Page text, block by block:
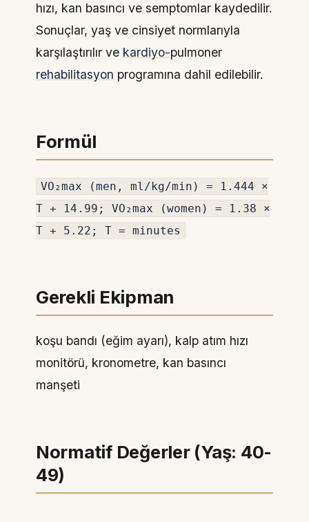
hızı, kan basıncı ve semptomlar kaydedilir.
Sonuçlar, yaş ve cinsiyet normlarıyla
karşılaştırılır ve kardiyo-pulmoner
rehabilitasyon programına dahil edilebilir.
Formül
VO₂max (men, ml/kg/min) = 1.444 ×
T + 14.99; VO₂max (women) = 1.38 ×
T + 5.22; T = minutes
Gerekli Ekipman
koşu bandı (eğim ayarı), kalp atım hızı
monitörü, kronometre, kan basıncı
manşeti
Normatif Değerler (Yaş: 40-
49)